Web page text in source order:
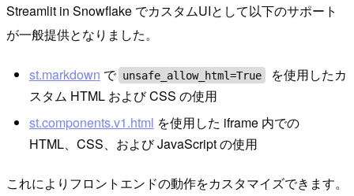
Streamlit in Snowflake でカスタムUIとして以下のサポート
が一般提供となりました。
st.markdown で unsafe_allow_html=True
を使用したカ
スタム HTML および CSS の使用
st.components.v1.html を使用した iframe 内での
HTML、CSS、および JavaScript の使用
これによりフロントエンドの動作をカスタマイズできます。